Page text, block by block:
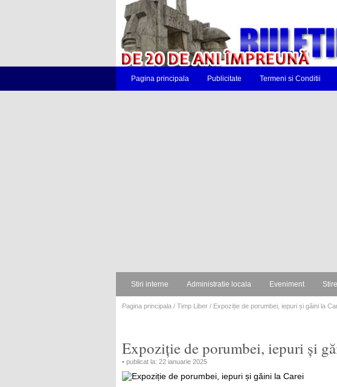
Pagina principala Publicitate Termeni si Conditii
Stiri interne Administratie locala Eveniment
Pagina principala / Timp Liber / Expoziție de porumbei, iepuri și găini la
Expoziție de porumbei, iepuri și
• publicat la: 22 ianuarie 2025